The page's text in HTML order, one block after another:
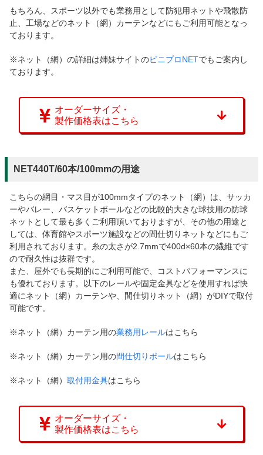
もちろん、スポーツ以外でも業務用として防犯用ネットや飛散防
止、工場などのネット（網）カーテンなどにもご利用可能となっ
ております。
※ネット（網）の詳細は姉妹サイトのビニプロNETでもご案内し
ております。
オーダーサイズ・
製作価格表はこちら
NET440T/60本/100mmの用途
こちらの網目・マス目が100mmタイプのネット（網）は、サッカ
ーやバレー、バスケットボールなどの比較的大きな球技用の防球
ネットとして最も多くご利用頂いておりますが、その他の用途と
しては、体育館やスポーツ施設などの間仕切りネットなどにもご
利用されております。糸の太さが2.7mmで400d×60本の繊維です
ので耐久性は抜群です。
また、屋外でも長期的にご利用可能で、コストパフォーマンスに
も優れております。以下のレールや固定金具などを使用すれば快
適にネット（網）カーテンや、間仕切りネット（網）がDIYで取付
可能です。
※ネット（網）カーテン用の業務用レールはこちら
※ネット（網）カーテン用の間仕切りポールはこちら
※ネット（網） 取付用金具はこちら
オーダーサイズ・
製作価格表はこちら